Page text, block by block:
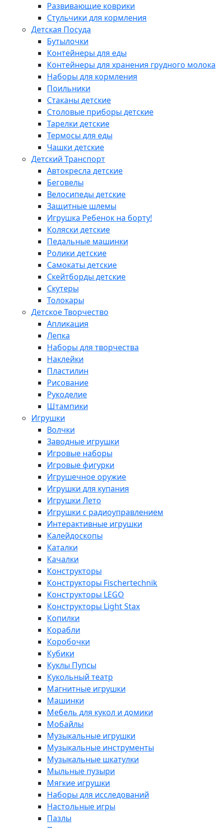
Развивающие коврики
Стульчики для кормления
Детская Посуда
Бутылочки
Контейнеры для еды
Контейнеры для хранения грудного молока
Наборы для кормления
Поильники
Стаканы детские
Столовые приборы детские
Тарелки детские
Термосы для еды
Чашки детские
Детский Транспорт
Автокресла детские
Беговелы
Велосипеды детские
Защитные шлемы
Игрушка Ребенок на борту!
Коляски детские
Педальные машинки
Ролики детские
Самокаты детские
Скейтборды детские
Скутеры
Толокары
Детское Творчество
Апликация
Лепка
Наборы для творчества
Наклейки
Пластилин
Рисование
Рукоделие
Штампики
Игрушки
Волчки
Заводные игрушки
Игровые наборы
Игровые фигурки
Игрушечное оружие
Игрушки для купания
Игрушки Лето
Игрушки с радиоуправлением
Интерактивные игрушки
Калейдоскопы
Каталки
Качалки
Конструкторы
Конструкторы Fisсhertechnik
Конструкторы LEGO
Конструкторы Light Stax
Копилки
Корабли
Коробочки
Кубики
Куклы Пупсы
Кукольный театр
Магнитные игрушки
Машинки
Мебель для кукол и домики
Мобайлы
Музыкальные игрушки
Музыкальные инструменты
Музыкальные шкатулки
Мыльные пузыри
Мягкие игрушки
Наборы для исследований
Настольные игры
Пазлы